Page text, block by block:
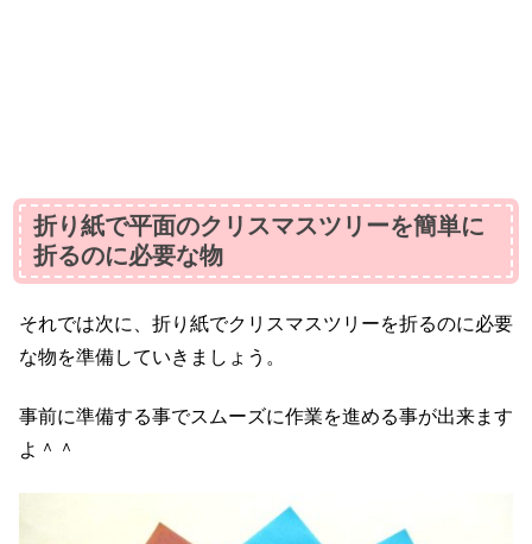
折り紙で平面のクリスマスツリーを簡単に
折るのに必要な物
それでは次に、折り紙でクリスマスツリーを折るのに必要
な物を準備していきましょう。
事前に準備する事でスムーズに作業を進める事が出来ます
よ＾＾